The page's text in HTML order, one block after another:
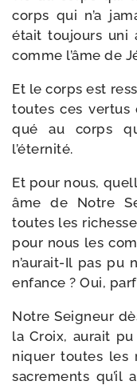
corps qui n’a
était tou­jours uni
comme l’âme de
Et le corps est
toutes ces ver­tus
qué au corps
l’éternité.
Et pour nous,
âme de Notre
toutes les
pour nous les
n’aurait-Il pas pu
enfance ? Oui,
Notre Seigneur
la Croix, aurait
ni­quer toutes les
sacre­ments